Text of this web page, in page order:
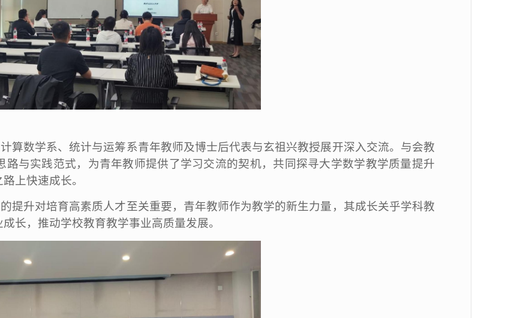
算数学系、统计与运筹系青年教师及博士后代表与玄祖兴教授展开深入交流。与会教
与实践范式，为青年教师提供了学习交流的契机，共同探寻大学数学教学质量提升
上快速成长。
提升对培育高素质人才至关重要，青年教师作为教学的新生力量，其成长关乎学科教
长，推动学校教育教学事业高质量发展。